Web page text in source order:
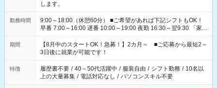
します。
勤務時間
9:00～18:00（休憩60分） ■ご希望があれば下記シフトもOK！
早番 7:00～16:00 遅番 10:00～19:00 夜勤 16:30～翌9:30 「家族
と休みを合わせたい」 「余裕を持って夕飯の準備がしたい」
「できれば残業はしたくない」 など、ご希望を教えてください
ね。 ※Wワーク希望の方へ 今ご覧のお仕事で希望する勤務時間
と、もう1つのお仕事の勤務時間。 合計で週40時間を超える場
合は応募できません。
期間
【8月中のスタートOK！急募！】2カ月～ ■ご応募から最短2～
3日後に就業が可能です！
特徴 履歴書不要 / 40～50代活躍中 / 服装自由 / シフト勤務 / 10名以
上の大量募集 / 電話対応なし / パソコンスキル不要